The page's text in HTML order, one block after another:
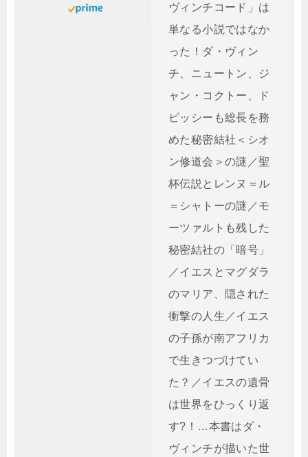
ヴィンチコード」は
単なる小説ではなか
った！ダ・ヴィン
チ、ニュートン、ジ
ャン・コクトー、ド
ビッシーも総長を務
めた秘密結社＜シオ
ン修道会＞の謎／聖
杯伝説とレンヌ＝ル
＝シャトーの謎／モ
ーツァルトも残した
秘密結社の「暗号」
／イエスとマグダラ
のマリア、隠された
衝撃の人生／イエス
の子孫が南アフリカ
で生きつづけてい
た？／イエスの遺骨
は世界をひっくり返
す?！…本書はダ・
ヴィンチが描いた世